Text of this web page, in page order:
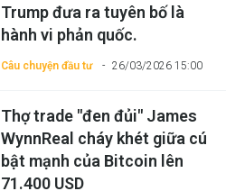
Câu chuyện đầu tư 26/03/2026 15:00
Trump đưa ra tuyên bố là
hành vi phản quốc.
Thợ trade "đen đủi" James
WynnReal cháy khét giữa cú
bật mạnh của Bitcoin lên
71.400 USD